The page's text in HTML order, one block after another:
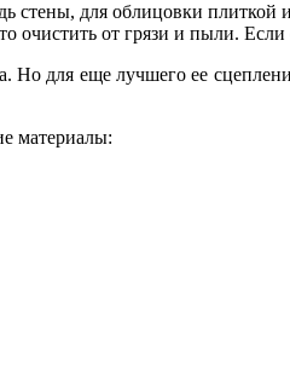
стены, для облицовки плиткой
очистить от грязи и пыли.
Но для еще лучшего ее
материалы: